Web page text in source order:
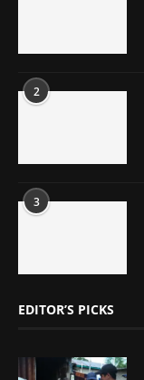
2
3
EDITOR’S PICKS